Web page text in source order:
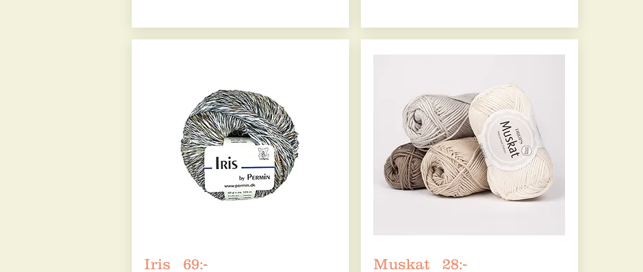
Iris 69:- Muskat 28:-